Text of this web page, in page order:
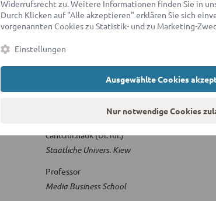
Hochschulabschlüsse &
Ausbildungsstätte
London Univ. / LSE
cand.iur.nauk (Dr. iur.)
Staatliche Univers. Kiew
Professor
Media Business School
Widerrufsrecht zu. Weitere Informationen finden Sie in
Durch Klicken auf "Alle akzeptieren" erklären Sie sich
vorgenannten Cookies zu Statistik- und zu Marketing-
Einstellungen
Ausgewählte Cookies
Nur notwendige Cookies